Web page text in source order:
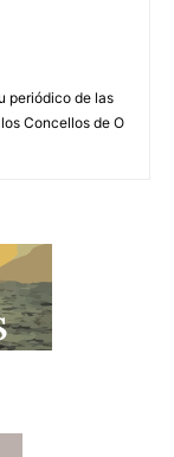
periódico de las
Concellos de O